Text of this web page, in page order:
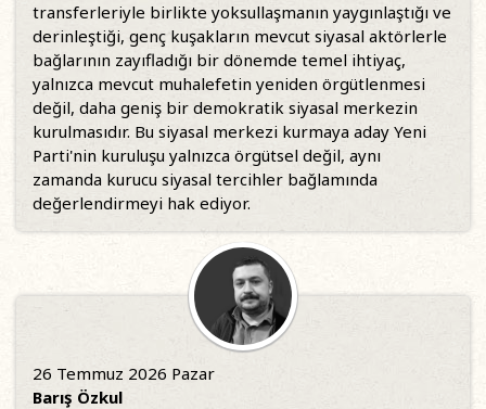
transferleriyle birlikte yoksullaşmanın yaygınlaştığı ve
derinleştiği, genç kuşakların mevcut siyasal aktörlerle
bağlarının zayıfladığı bir dönemde temel ihtiyaç,
yalnızca mevcut muhalefetin yeniden örgütlenmesi
değil, daha geniş bir demokratik siyasal merkezin
kurulmasıdır. Bu siyasal merkezi kurmaya aday Yeni
Parti'nin kuruluşu yalnızca örgütsel değil, aynı
zamanda kurucu siyasal tercihler bağlamında
değerlendirmeyi hak ediyor.
26 Temmuz 2026 Pazar
Barış Özkul